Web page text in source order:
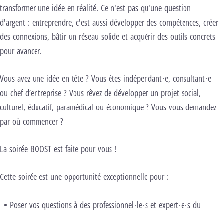
transformer une idée en réalité. Ce n'est pas qu'une question
d'argent : entreprendre, c'est aussi développer des compétences, créer
des connexions, bâtir un réseau solide et acquérir des outils concrets
pour avancer.
Vous avez une idée en tête ? Vous êtes indépendant·e, consultant·e
ou chef d’entreprise ? Vous rêvez de développer un projet social,
culturel, éducatif, paramédical ou économique ? Vous vous demandez
par où commencer ?
La soirée BOOST est faite pour vous !
Cette soirée est une opportunité exceptionnelle pour :
Poser vos questions à des professionnel·le·s et expert·e·s du